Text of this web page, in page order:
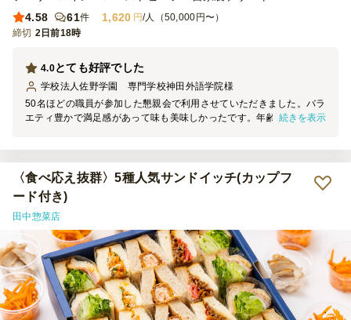
4.58
61件 1,620 円/人（50,000円〜）
締切 2日前18時
とても好評でした
4.0
学校法人佐野学園 専門学校神田外語学院様
50名ほどの職員が参加した懇親会で利用させていただきました。バラ
エティ豊かで満足感があって味も美味しかったです。年齢層広く楽し
続きを表示
〈食べ応え抜群〉5種人気サンドイッチ(カップフ
ード付き)
田中惣菜店